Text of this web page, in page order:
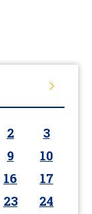
2
3
9
10
16
17
23
24